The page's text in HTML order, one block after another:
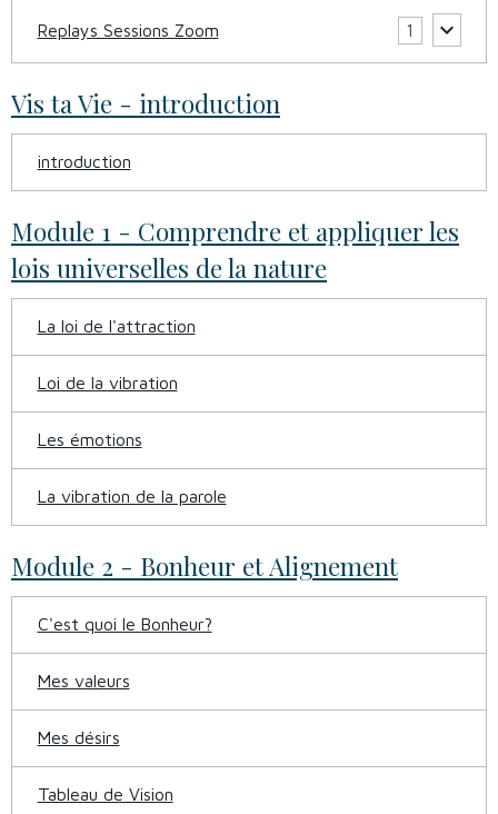
Replays Sessions Zoom 1
Vis ta Vie - introduction
introduction
Module 1 - Comprendre et appliquer les
lois universelles de la nature
La loi de l'attraction
Loi de la vibration
Les émotions
La vibration de la parole
Module 2 - Bonheur et Alignement
C'est quoi le Bonheur?
Mes valeurs
Mes désirs
Tableau de Vision